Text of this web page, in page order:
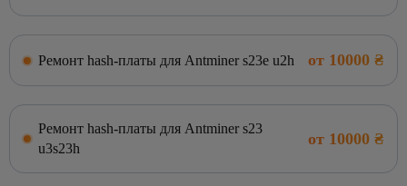
Ремонт hash-платы для Antminer s23e u2h от 10000 ₴
Ремонт hash-платы для Antminer s23
u3s23h
от 10000 ₴